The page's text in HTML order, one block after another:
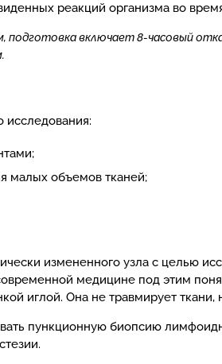
реакций организма во
подготовка включает 8-часовый
исследования:
малых объемов тканей;
измененного узла с целью
медицине под этим
иглой. Она не травмирует ткани,
пункционную биопсию